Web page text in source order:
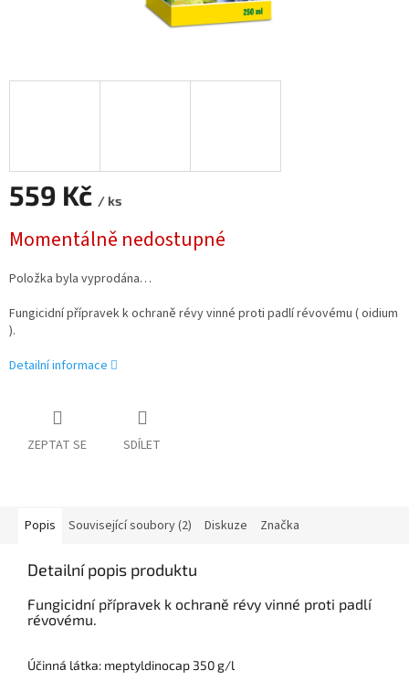
559 Kč / ks
cena:
Momentálně nedostupné
Položka byla vyprodána…
Fungicidní přípravek k ochraně révy vinné proti padlí révovému ( oidium
).
Detailní informace
ZEPTAT SE SDÍLET
Popis Související soubory (2) Diskuze Značka
Detailní popis produktu
Fungicidní přípravek k ochraně révy vinné proti padlí
révovému.
Účinná látka: meptyldinocap 350 g/l